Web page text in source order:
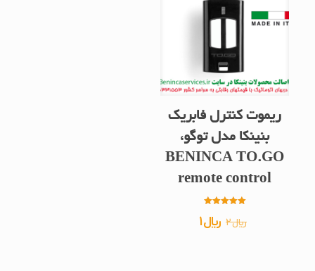
ریموت کنترل فابریک
بنینکا مدل توگو،
BENINCA TO.GO
remote control
5.00
از 5 ﷼2 قیمت
﷼1